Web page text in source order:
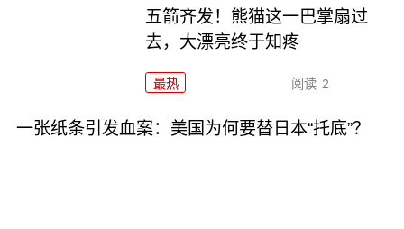
五箭齐发！熊猫这一巴掌扇过
去，大漂亮终于知疼
最热 阅读 2
一张纸条引发血案：美国为何要替日本“托底”？